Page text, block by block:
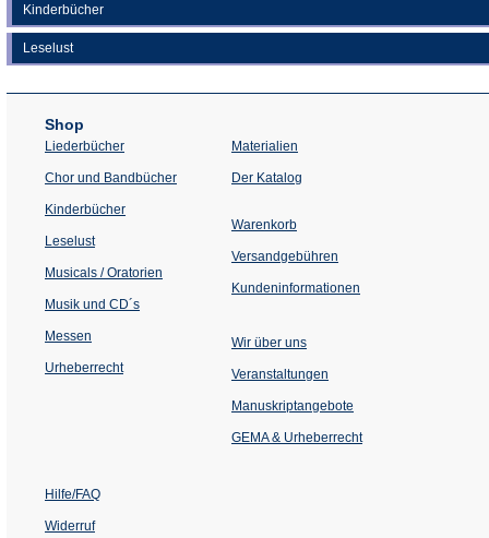
Kinderbücher
Leselust
Shop
Liederbücher
Chor und Bandbücher
Kinderbücher
Leselust
Musicals / Oratorien
Musik und CD´s
Messen
Urheberrecht
Materialien
Der Katalog
Warenkorb
Versandgebühren
Kundeninformationen
Wir über uns
Veranstaltungen
einem
Tab)
Manuskriptangebote
GEMA & Urheberrecht
Hilfe/FAQ
Widerruf